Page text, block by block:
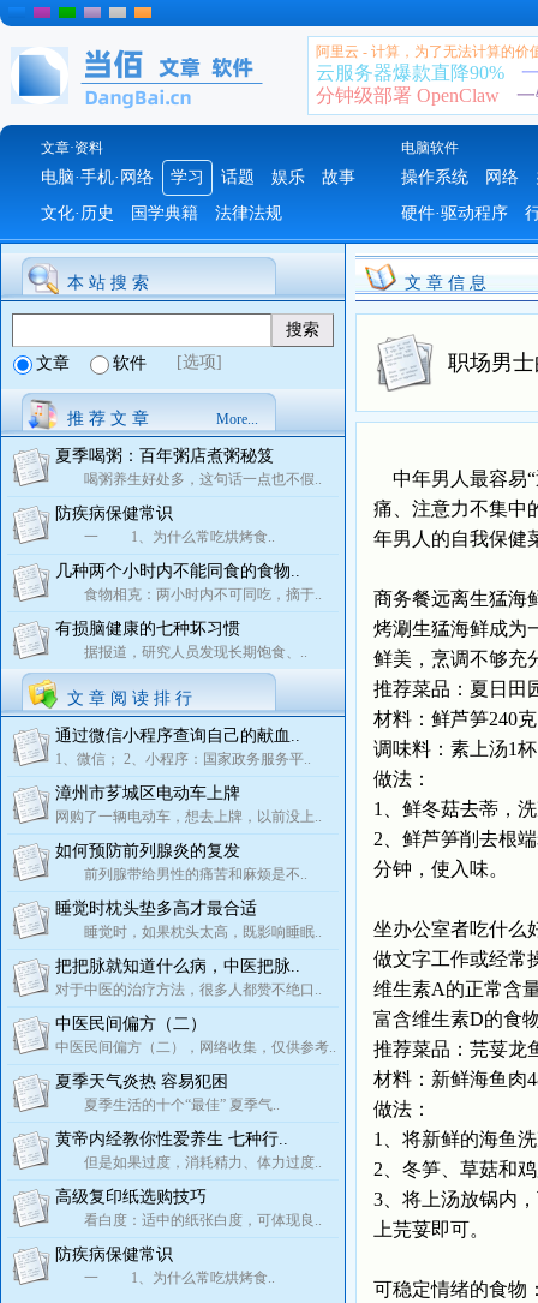
阿里云 - 计算，为了无法计算的价
云服务器爆款直降90%
分钟级部署 OpenClaw
文章·资料 电脑软件
电脑·手机·网络 学习 话题 娱乐
故事
文化·历史
国学典籍 法律法规
操作系统 网络
硬件·驱动程序
本 站 搜 索
文章 软件 [选项]
推 荐 文 章 More...
夏季喝粥：百年粥店煮粥秘笈
喝粥养生好处多，这句话一点也不假..
防疾病保健常识
一 1、为什么常吃烘烤食..
几种两个小时内不能同食的食物..
食物相克：两小时内不可同吃，摘于..
有损脑健康的七种坏习惯
据报道，研究人员发现长期饱食、..
文 章 阅 读 排 行
通过微信小程序查询自己的献血..
1、微信； 2、小程序：国家政务服务平..
漳州市芗城区电动车上牌
网购了一辆电动车，想去上牌，以前没上..
如何预防前列腺炎的复发
前列腺带给男性的痛苦和麻烦是不..
睡觉时枕头垫多高才最合适
睡觉时，如果枕头太高，既影响睡眠..
把把脉就知道什么病，中医把脉..
对于中医的治疗方法，很多人都赞不绝口..
中医民间偏方（二）
中医民间偏方（二），网络收集，仅供参考..
夏季天气炎热 容易犯困
夏季生活的十个“最佳” 夏季气..
黄帝内经教你性爱养生 七种行..
但是如果过度，消耗精力、体力过度..
高级复印纸选购技巧
看白度：适中的纸张白度，可体现良..
防疾病保健常识
一 1、为什么常吃烘烤食..
文 章 信 息
职场男
中年男人最容易“
痛、注意力不集中
年男人的自我保健
商务餐远离生猛海
烤涮生猛海鲜成为
鲜美，烹调不够充
推荐菜品：夏日田
材料：鲜芦笋240
调味料：素上汤1
做法：
1、鲜冬菇去蒂，
2、鲜芦笋削去根
分钟，使入味。
坐办公室者吃什么
做文字工作或经常
维生素A的正常含
富含维生素D的食
推荐菜品：芫荽龙
材料：新鲜海鱼肉
做法：
1、将新鲜的海鱼
2、冬笋、草菇和
3、将上汤放锅内
上芫荽即可。
可稳定情绪的食物